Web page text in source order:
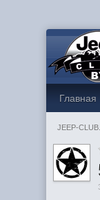
Главная
JEEP-